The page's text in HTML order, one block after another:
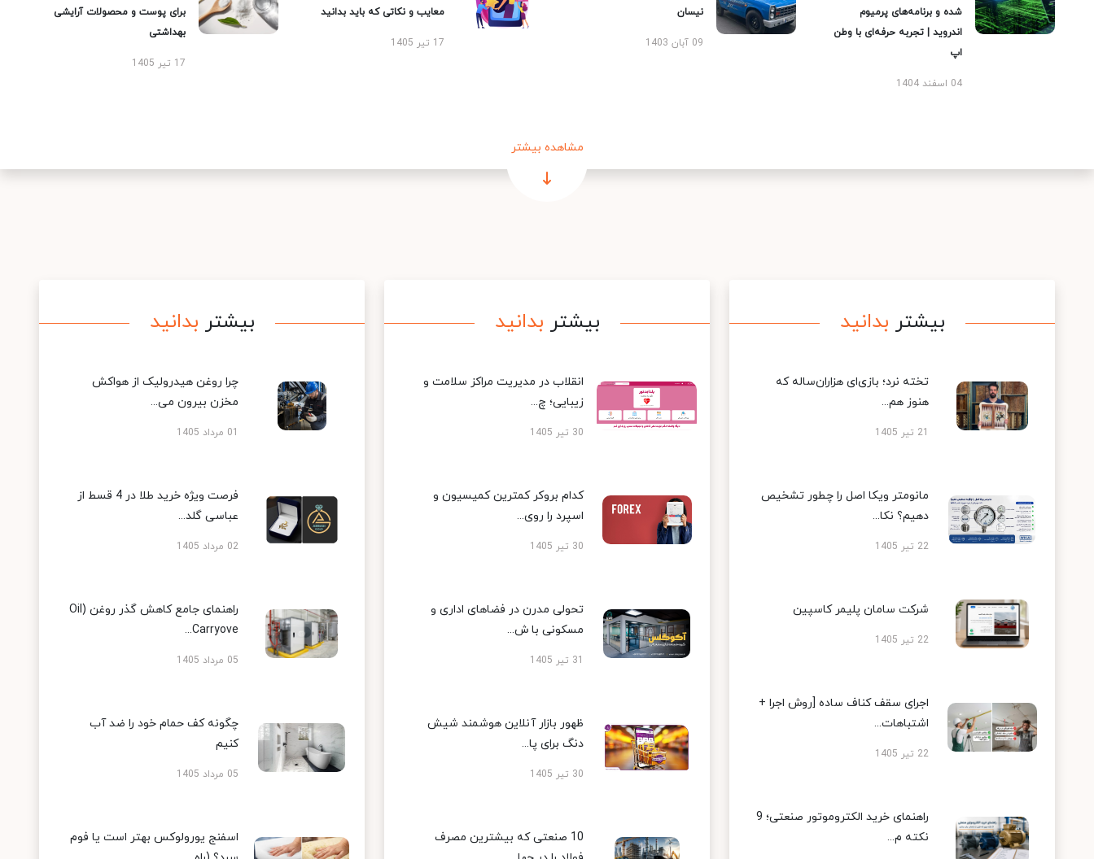
شده و برنامه‌های پرمیوم
اندروید | تجربه حرفه‌ای با وطن
اپ
04 اسفند 1404
نیسان
09 آبان 1403
معایب و نکاتی که باید بدانید
17 تیر 1405
برای پوست و محصولات آرایشی
بهداشتی
17 تیر 1405
مشاهده بیشتر
بیشتر بدانید
تخته نرد؛ بازی‌ای هزاران‌ساله که
هنوز هم...
21 تیر 1405
مانومتر ویکا اصل را چطور تشخیص
دهیم؟ نکا...
22 تیر 1405
شرکت سامان پلیمر کاسپین
22 تیر 1405
اجرای سقف کناف ساده [روش اجرا +
اشتباهات...
22 تیر 1405
راهنمای خرید الکتروموتور صنعتی؛ 9
نکته م...
بیشتر بدانید
انقلاب در مدیریت مراکز سلامت و
زیبایی؛ چ...
30 تیر 1405
کدام بروکر کمترین کمیسیون و
اسپرد را روی...
30 تیر 1405
تحولی مدرن در فضاهای اداری و
مسکونی با ش...
31 تیر 1405
ظهور بازار آنلاین هوشمند شیش
دنگ برای پا...
30 تیر 1405
10 صنعتی که بیشترین مصرف
بیشتر بدانید
چرا روغن هیدرولیک از هواکش
مخزن بیرون می...
01 مرداد 1405
فرصت ویژه خرید طلا در 4 قسط از
عباسی گلد...
02 مرداد 1405
راهنمای جامع کاهش گذر روغن (Oil
Carryove...
05 مرداد 1405
چگونه کف حمام خود را ضد آب
کنیم
05 مرداد 1405
اسفنج یورولوکس بهتر است یا فوم